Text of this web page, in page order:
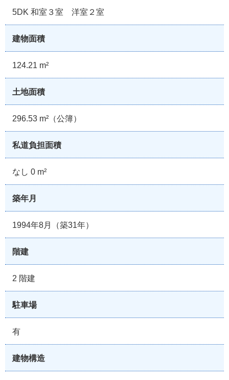
5DK 和室３室 洋室２室
建物面積
124.21 m²
土地面積
296.53 m²（公簿）
私道負担面積
なし 0 m²
築年月
1994年8月（築31年）
階建
2 階建
駐車場
有
建物構造